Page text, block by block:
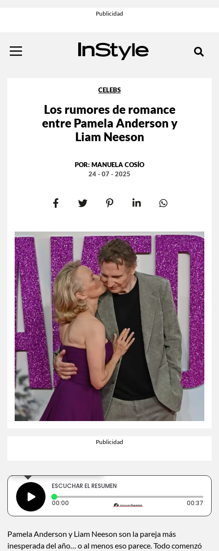
CELEBS
Los rumores de romance
entre Pamela Anderson y
Liam Neeson
POR: MANUELA COSÍO
24 - 07 - 2025
ESCUCHAR EL RESUMEN
00:00 Tiempo transcurrido: 0 segundos 00:37
Pamela Anderson y Liam Neeson son la pareja más
inesperada del año… o al menos eso parece. Todo comenzó